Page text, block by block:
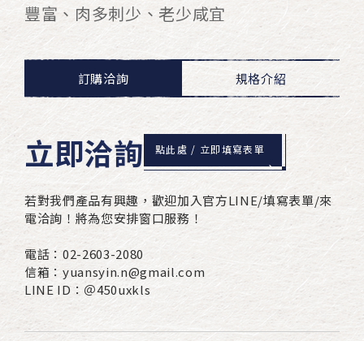
豐富、肉多刺少、老少咸宜
訂購洽詢 規格介紹
立即洽詢 點此處 / 立即填寫表單
若對我們產品有興趣，歡迎加入官方LINE/填寫表單/來
電洽詢！將為您安排窗口服務！
電話：02-2603-2080
信箱：yuansyin.n@gmail.com
LINE ID：＠450uxkls